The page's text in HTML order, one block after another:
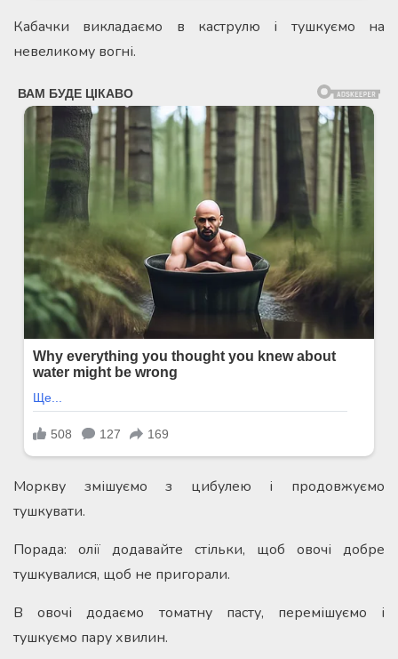
Кабачки викладаємо в каструлю і тушкуємо на
невеликому вогні.
Моркву змішуємо з цибулею і продовжуємо
тушкувати.
Порада: олії додавайте стільки, щоб овочі добре
тушкувалися, щоб не пригорали.
В овочі додаємо томатну пасту, перемішуємо і
тушкуємо пару хвилин.